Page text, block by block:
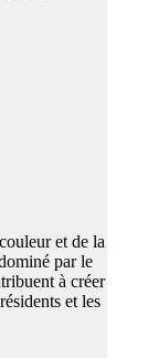
et de la
par le
à créer
et les